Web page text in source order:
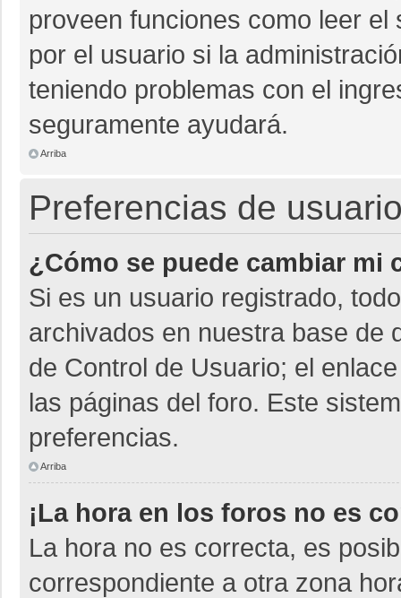
proveen funciones como leer
por el usuario si la
teniendo problemas con el
seguramente ayudará.
Arriba
Preferencias de
¿Cómo se puede cambiar mi
Si es un usuario registrado,
archivados en nuestra base de
de Control de Usuario; el
las páginas del foro. Este
preferencias.
Arriba
¡La hora en los foros no es
La hora no es correcta, es
correspondiente a otra zona